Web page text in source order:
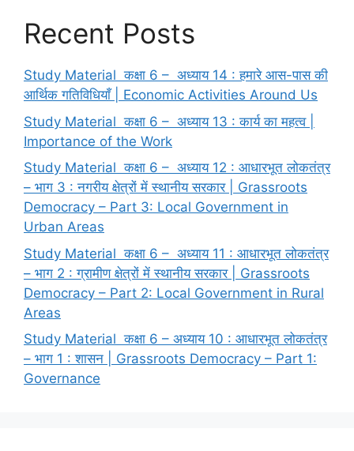
Recent Posts
Study Material कक्षा 6 – अध्याय 14 : हमारे आस-पास की
आर्थिक गतिविधियाँ | Economic Activities Around Us
Study Material कक्षा 6 – अध्याय 13 : कार्य का महत्व |
Importance of the Work
Study Material कक्षा 6 – अध्याय 12 : आधारभूत लोकतंत्र
– भाग 3 : नगरीय क्षेत्रों में स्थानीय सरकार | Grassroots
Democracy – Part 3: Local Government in
Urban Areas
Study Material कक्षा 6 – अध्याय 11 : आधारभूत लोकतंत्र
– भाग 2 : ग्रामीण क्षेत्रों में स्थानीय सरकार | Grassroots
Democracy – Part 2: Local Government in Rural
Areas
Study Material कक्षा 6 – अध्याय 10 : आधारभूत लोकतंत्र
– भाग 1 : शासन | Grassroots Democracy – Part 1:
Governance